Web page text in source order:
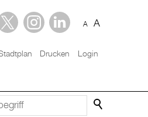
A A
Drucken Login